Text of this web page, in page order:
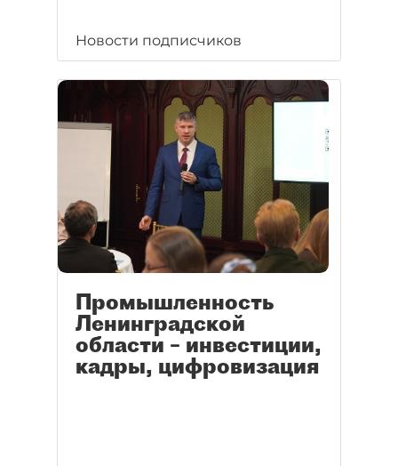
Новости подписчиков
Промышленность
Ленинградской
области – инвестиции,
кадры, цифровизация